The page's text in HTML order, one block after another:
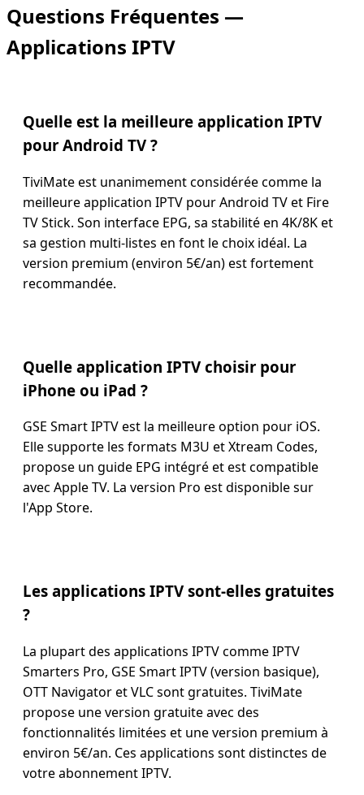
Questions Fréquentes —
Applications IPTV
Quelle est la meilleure application IPTV
pour Android TV ?
TiviMate est unanimement considérée comme la
meilleure application IPTV pour Android TV et Fire
TV Stick. Son interface EPG, sa stabilité en 4K/8K et
sa gestion multi-listes en font le choix idéal. La
version premium (environ 5€/an) est fortement
recommandée.
Quelle application IPTV choisir pour
iPhone ou iPad ?
GSE Smart IPTV est la meilleure option pour iOS.
Elle supporte les formats M3U et Xtream Codes,
propose un guide EPG intégré et est compatible
avec Apple TV. La version Pro est disponible sur
l'App Store.
Les applications IPTV sont-elles gratuites
?
La plupart des applications IPTV comme IPTV
Smarters Pro, GSE Smart IPTV (version basique),
OTT Navigator et VLC sont gratuites. TiviMate
propose une version gratuite avec des
fonctionnalités limitées et une version premium à
environ 5€/an. Ces applications sont distinctes de
votre abonnement IPTV.